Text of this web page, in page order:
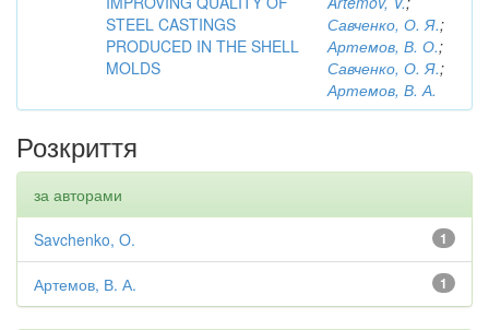
STEEL CASTINGS
PRODUCED IN THE SHELL
MOLDS
Савченко, О. Я.;
Артемов, В. О.;
Савченко, О. Я.;
Артемов, В. А.
Розкриття
за авторами
1
Savchenko, O.
1
Артемов, В. А.